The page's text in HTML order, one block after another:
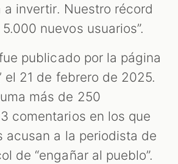
invertir. Nuestro récord
nuevos usuarios”.
publicado por la página
’ el 21 de febrero de 2025.
más de 250
comentarios en los que
acusan a la periodista de
de “engañar al pueblo”.